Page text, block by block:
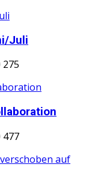
Juli
275
477